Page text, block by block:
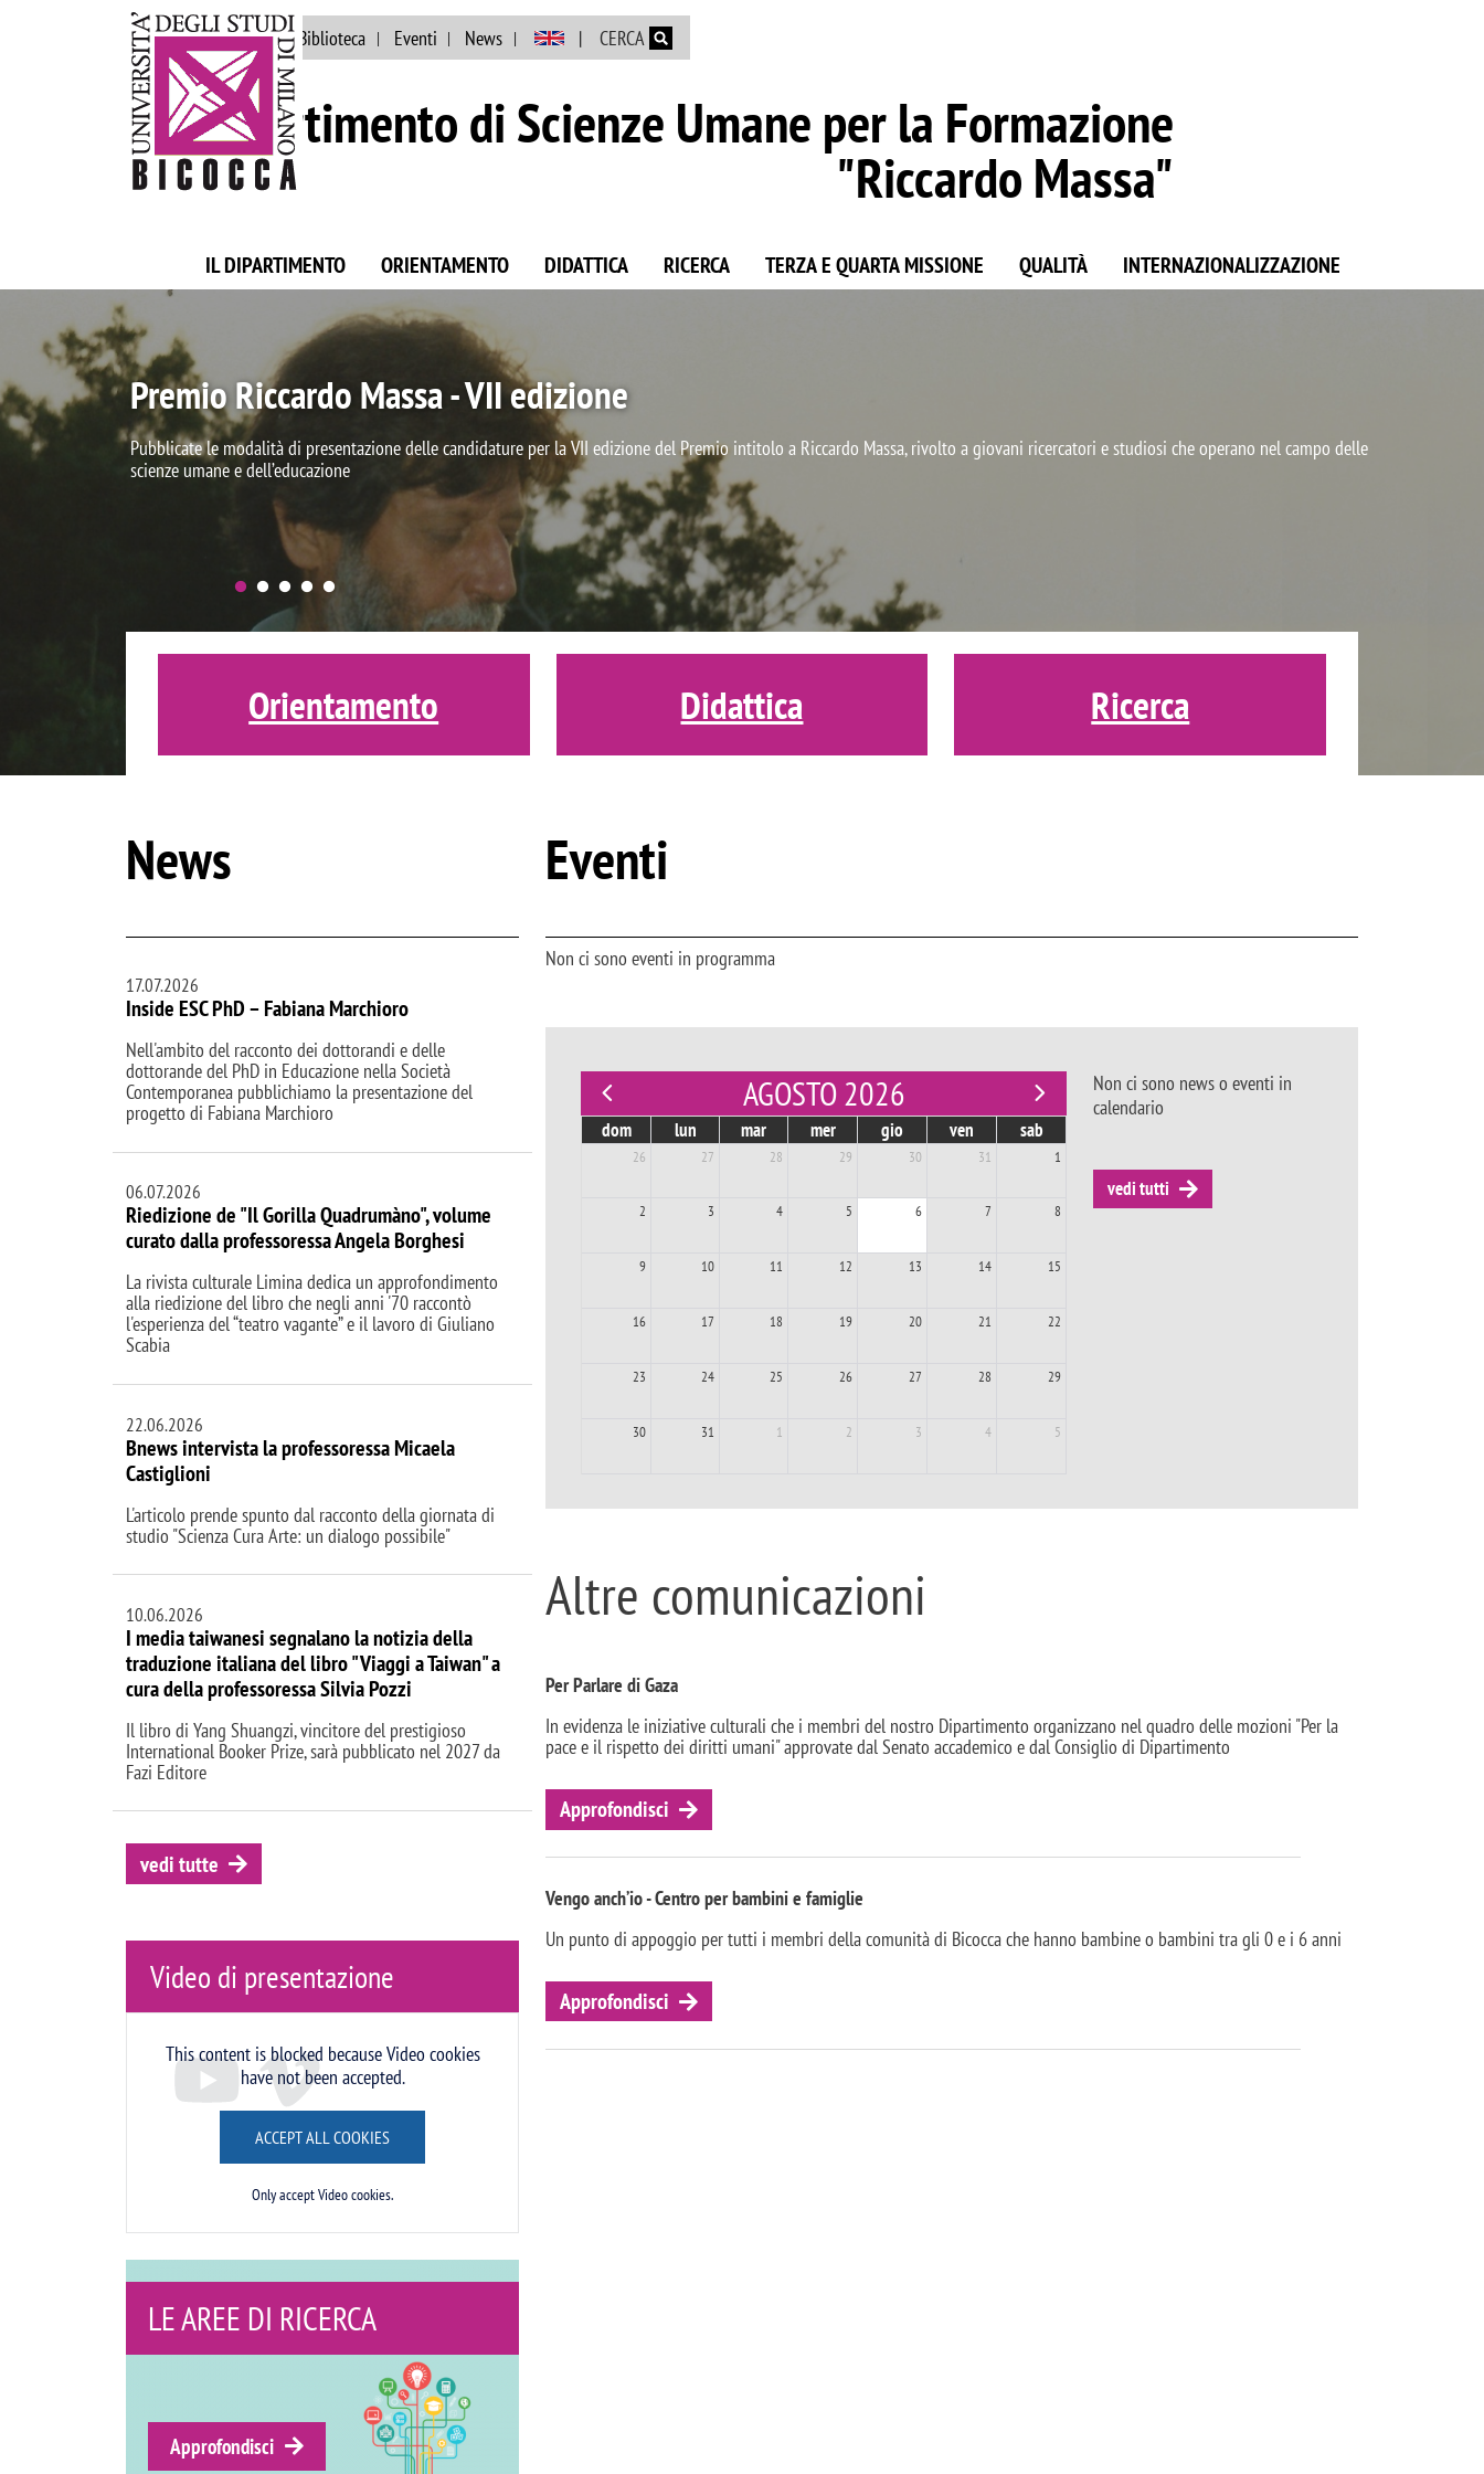
Ateneo Persone Biblioteca Eventi News CERCA
Dipartimento di Scienze Umane per la Formazione
"Riccardo Massa"
IL DIPARTIMENTO ORIENTAMENTO DIDATTICA RICERCA TERZA E QUARTA MISSIONE QUALITÀ INTERNAZIONALIZZAZIONE
Dipartimento di Eccellenza 2023-2027
Il Dipartimento di Scienze Umane per la Formazione "Riccardo Massa" è stato selezionato dal Ministero dell'Università e della Ricerca e dall’Anvur come uno fra i 180 Dipartimenti di
Eccellenza per il quinquennio 2023-2027.
Orientamento Didattica Ricerca
News
17.07.2026
Inside ESC PhD – Fabiana Marchioro
Nell'ambito del racconto dei dottorandi e delle
dottorande del PhD in Educazione nella Società
Contemporanea pubblichiamo la presentazione del
progetto di Fabiana Marchioro
06.07.2026
Riedizione de "Il Gorilla Quadrumàno", volume
curato dalla professoressa Angela Borghesi
La rivista culturale Limina dedica un approfondimento
alla riedizione del libro che negli anni '70 raccontò
l'esperienza del “teatro vagante” e il lavoro di Giuliano
Scabia
22.06.2026
Bnews intervista la professoressa Micaela
Castiglioni
L'articolo prende spunto dal racconto della giornata di
studio "Scienza Cura Arte: un dialogo possibile"
10.06.2026
I media taiwanesi segnalano la notizia della
traduzione italiana del libro "Viaggi a Taiwan" a
cura della professoressa Silvia Pozzi
Il libro di Yang Shuangzi, vincitore del prestigioso
International Booker Prize, sarà pubblicato nel 2027 da
Fazi Editore
vedi tutte
Video di presentazione
This content is blocked because Video cookies
have not been accepted.
ACCEPT ALL COOKIES
Only accept Video cookies.
DIPARTIMENTO
D'ECCELLENZA
Approfondisci
Eventi
Non ci sono eventi in programma
AGOSTO 2026
dom lun mar mer gio ven sab
26 27 28 29 30 31 1
2 3 4 5 6 7 8
9 10 11 12 13 14 15
16 17 18 19 20 21 22
23 24 25 26 27 28 29
30 31 1 2 3 4 5
Non ci sono news o eventi in
calendario
vedi tutti
Altre comunicazioni
Per Parlare di Gaza
In evidenza le iniziative culturali che i membri del nostro Dipartimento organizzano nel quadro delle mozioni "Per la
pace e il rispetto dei diritti umani" approvate dal Senato accademico e dal Consiglio di Dipartimento
Approfondisci
Vengo anch’io - Centro per bambini e famiglie
Un punto di appoggio per tutti i membri della comunità di Bicocca che hanno bambine o bambini tra gli 0 e i 6 anni
Approfondisci